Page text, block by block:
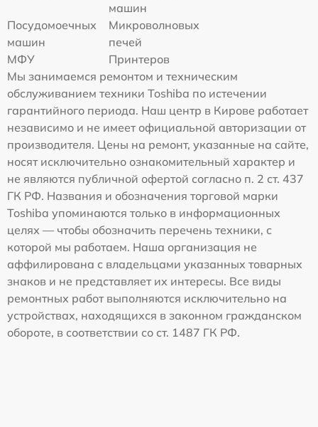
машин
Посудомоечных
машин
Микроволновых
печей
МФУ
Принтеров
Мы занимаемся ремонтом и техническим
обслуживанием техники Toshiba по истечении
гарантийного периода. Наш центр в Кирове работает
независимо и не имеет официальной авторизации от
производителя. Цены на ремонт, указанные на сайте,
носят исключительно ознакомительный характер и
не являются публичной офертой согласно п. 2 ст. 437
ГК РФ. Названия и обозначения торговой марки
Toshiba упоминаются только в информационных
целях — чтобы обозначить перечень техники, с
которой мы работаем. Наша организация не
аффилирована с владельцами указанных товарных
знаков и не представляет их интересы. Все виды
ремонтных работ выполняются исключительно на
устройствах, находящихся в законном гражданском
обороте, в соответствии со ст. 1487 ГК РФ.